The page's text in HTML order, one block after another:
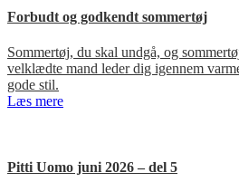
Forbudt og godkendt sommertøj
Sommertøj, du skal undgå, og
velklædte mand leder dig igennem
gode stil.
Læs mere
Pitti Uomo juni 2026 – del 5